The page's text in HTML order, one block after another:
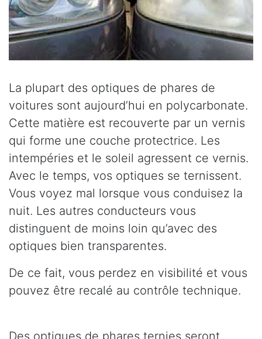
La plupart des optiques de phares de
voitures sont aujourd’hui en polycarbonate.
Cette matière est recouverte par un vernis
qui forme une couche protectrice. Les
intempéries et le soleil agressent ce vernis.
Avec le temps, vos optiques se ternissent.
Vous voyez mal lorsque vous conduisez la
nuit. Les autres conducteurs vous
distinguent de moins loin qu’avec des
optiques bien transparentes.
De ce fait, vous perdez en visibilité et vous
pouvez être recalé au contrôle technique.